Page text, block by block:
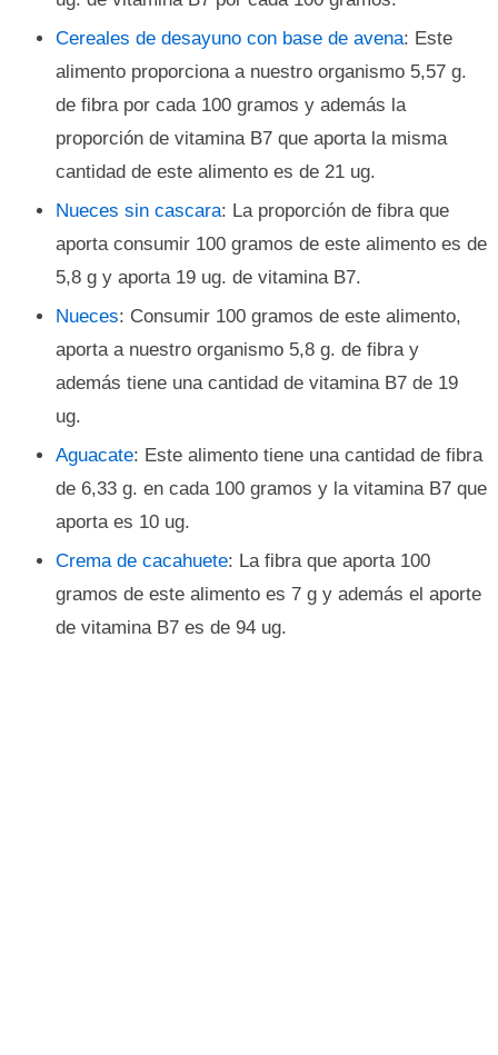
Cereales de desayuno con base de avena: Este
alimento proporciona a nuestro organismo 5,57 g.
de fibra por cada 100 gramos y además la
proporción de vitamina B7 que aporta la misma
cantidad de este alimento es de 21 ug.
Nueces sin cascara: La proporción de fibra que
aporta consumir 100 gramos de este alimento es de
5,8 g y aporta 19 ug. de vitamina B7.
Nueces: Consumir 100 gramos de este alimento,
aporta a nuestro organismo 5,8 g. de fibra y
además tiene una cantidad de vitamina B7 de 19
ug.
Aguacate: Este alimento tiene una cantidad de fibra
de 6,33 g. en cada 100 gramos y la vitamina B7 que
aporta es 10 ug.
Crema de cacahuete: La fibra que aporta 100
gramos de este alimento es 7 g y además el aporte
de vitamina B7 es de 94 ug.